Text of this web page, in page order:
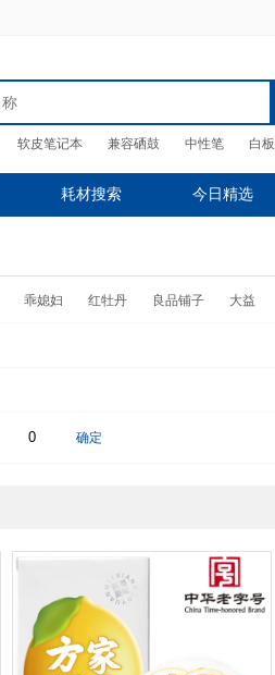
软皮笔记本 兼容硒鼓 中性笔 白板
耗材搜索 今日精选
乖媳妇 红牡丹 良品铺子 大益
确定